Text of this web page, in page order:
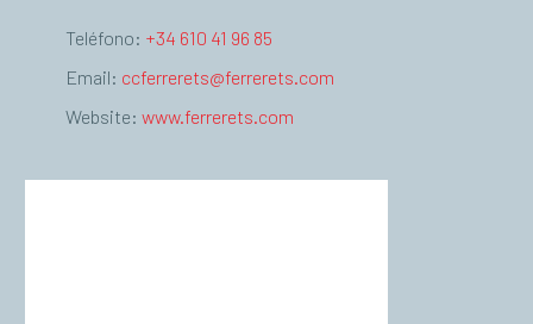
Teléfono: +34 610 41 96 85
Email: ccferrerets@ferrerets.com
Website: www.ferrerets.com